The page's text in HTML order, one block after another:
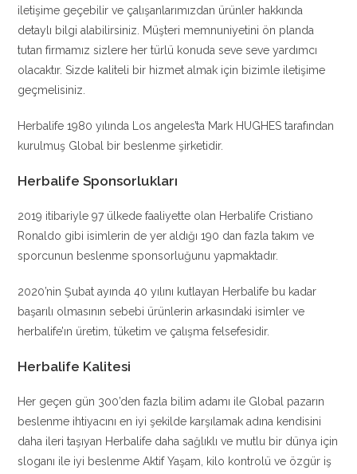
iletişime geçebilir ve çalışanlarımızdan ürünler hakkında
detaylı bilgi alabilirsiniz. Müşteri memnuniyetini ön planda
tutan firmamız sizlere her türlü konuda seve seve yardımcı
olacaktır. Sizde kaliteli bir hizmet almak için bizimle iletişime
geçmelisiniz.
Herbalife 1980 yılında Los angeles’ta Mark HUGHES tarafından
kurulmuş Global bir beslenme şirketidir.
Herbalife Sponsorlukları
2019 itibariyle 97 ülkede faaliyette olan Herbalife Cristiano
Ronaldo gibi isimlerin de yer aldığı 190 dan fazla takım ve
sporcunun beslenme sponsorluğunu yapmaktadır.
2020’nin Şubat ayında 40 yılını kutlayan Herbalife bu kadar
başarılı olmasının sebebi ürünlerin arkasındaki isimler ve
herbalife’ın üretim, tüketim ve çalışma felsefesidir.
Herbalife Kalitesi
Her geçen gün 300’den fazla bilim adamı ile Global pazarın
beslenme ihtiyacını en iyi şekilde karşılamak adına kendisini
daha ileri taşıyan Herbalife daha sağlıklı ve mutlu bir dünya için
sloganı ile iyi beslenme Aktif Yaşam, kilo kontrolü ve özgür iş